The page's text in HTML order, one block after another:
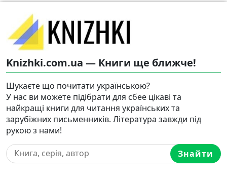
Knizhki.com.ua — Книги ще ближче!
Шукаєте що почитати українською?
У нас ви можете підібрати для сбее цікаві та
найкращі книги для читання українських та
зарубіжних письменників. Література завжди під
рукою з нами!
Знайти